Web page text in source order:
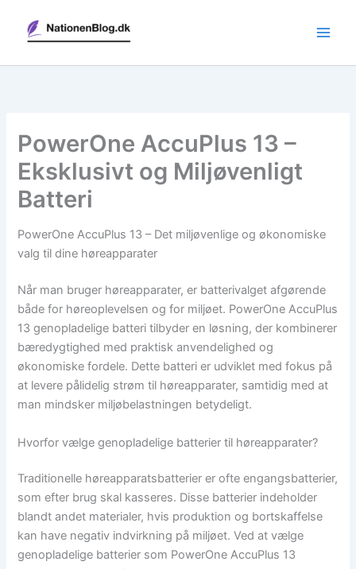
indholdet
PowerOne AccuPlus 13 –
Eksklusivt og Miljøvenligt
Batteri
PowerOne AccuPlus 13 – Det miljøvenlige og økonomiske
valg til dine høreapparater
Når man bruger høreapparater, er batterivalget afgørende
både for høreoplevelsen og for miljøet. PowerOne AccuPlus
13 genopladelige batteri tilbyder en løsning, der kombinerer
bæredygtighed med praktisk anvendelighed og
økonomiske fordele. Dette batteri er udviklet med fokus på
at levere pålidelig strøm til høreapparater, samtidig med at
man mindsker miljøbelastningen betydeligt.
Hvorfor vælge genopladelige batterier til høreapparater?
Traditionelle høreapparatsbatterier er ofte engangsbatterier,
som efter brug skal kasseres. Disse batterier indeholder
blandt andet materialer, hvis produktion og bortskaffelse
kan have negativ indvirkning på miljøet. Ved at vælge
genopladelige batterier som PowerOne AccuPlus 13